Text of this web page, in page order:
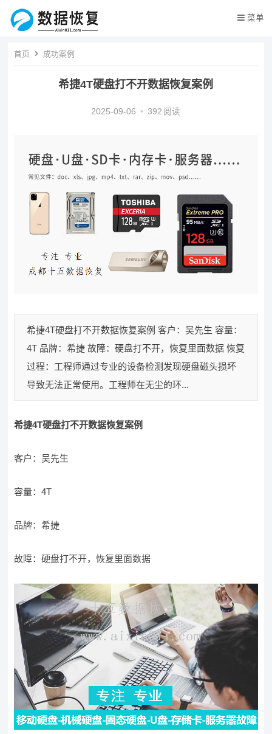
菜单
首页 成功案例
希捷4T硬盘打不开数据恢复案例
2025-09-06 • 392 阅读
希捷4T硬盘打不开数据恢复案例 客户：吴先生 容量：
4T 品牌：希捷 故障：硬盘打不开，恢复里面数据 恢复
过程：工程师通过专业的设备检测发现硬盘磁头损坏
导致无法正常使用。工程师在无尘的环...
希捷4T硬盘打不开数据恢复案例
客户：吴先生
容量：4T
品牌：希捷
故障：硬盘打不开，恢复里面数据